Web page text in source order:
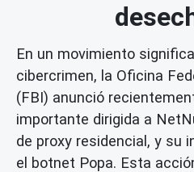
En un movimiento
cibercrimen, la Oficina
(FBI) anunció
importante dirigida a
de proxy residencial, y su
el botnet Popa. Esta